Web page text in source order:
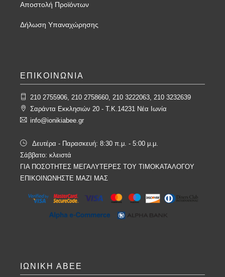
Αποστολή Προϊόντων
Δήλωση Υπαναχώρησης
ΕΠΙΚΟΙΝΩΝΙΑ
210 2755906, 210 2758660, 210 3222063, 210 3232639
Σαράντα Εκκλησιών 20 - T.K.14231 Νέα Ιωνία
info@ionikiabee.gr
Δευτέρα - Παρασκευή: 8:30 π.μ. - 5:00 μ.μ.
Σάββατο: κλειστά
ΓΙΑ ΠΟΣΟΤΗΤΕΣ ΜΕΓΑΛΥΤΕΡΕΣ ΤΟΥ ΤΙΜΟΚΑΤΑΛΟΓΟΥ
ΕΠΙΚΟΙΝΩΝΗΣΤΕ ΜΑΖΙ ΜΑΣ
ΙΩΝΙΚΗ ΑΒΕΕ